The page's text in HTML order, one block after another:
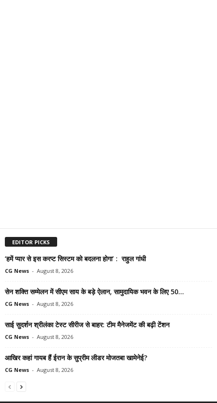
EDITOR PICKS
‘हमें प्यार से इस करप्ट सिस्टम को बदलना होगा’ : राहुल गांधी
CG News - August 8, 2026
सेन शक्ति सम्मेलन में सीएम साय के बड़े ऐलान, सामुदायिक भवन के लिए 50...
CG News - August 8, 2026
साई सुदर्शन श्रीलंका टेस्ट सीरीज से बाहर: टीम मैनेजमेंट की बढ़ी टेंशन
CG News - August 8, 2026
आखिर कहां गायब हैं ईरान के सुप्रीम लीडर मोजतबा खामेनेई?
CG News - August 8, 2026